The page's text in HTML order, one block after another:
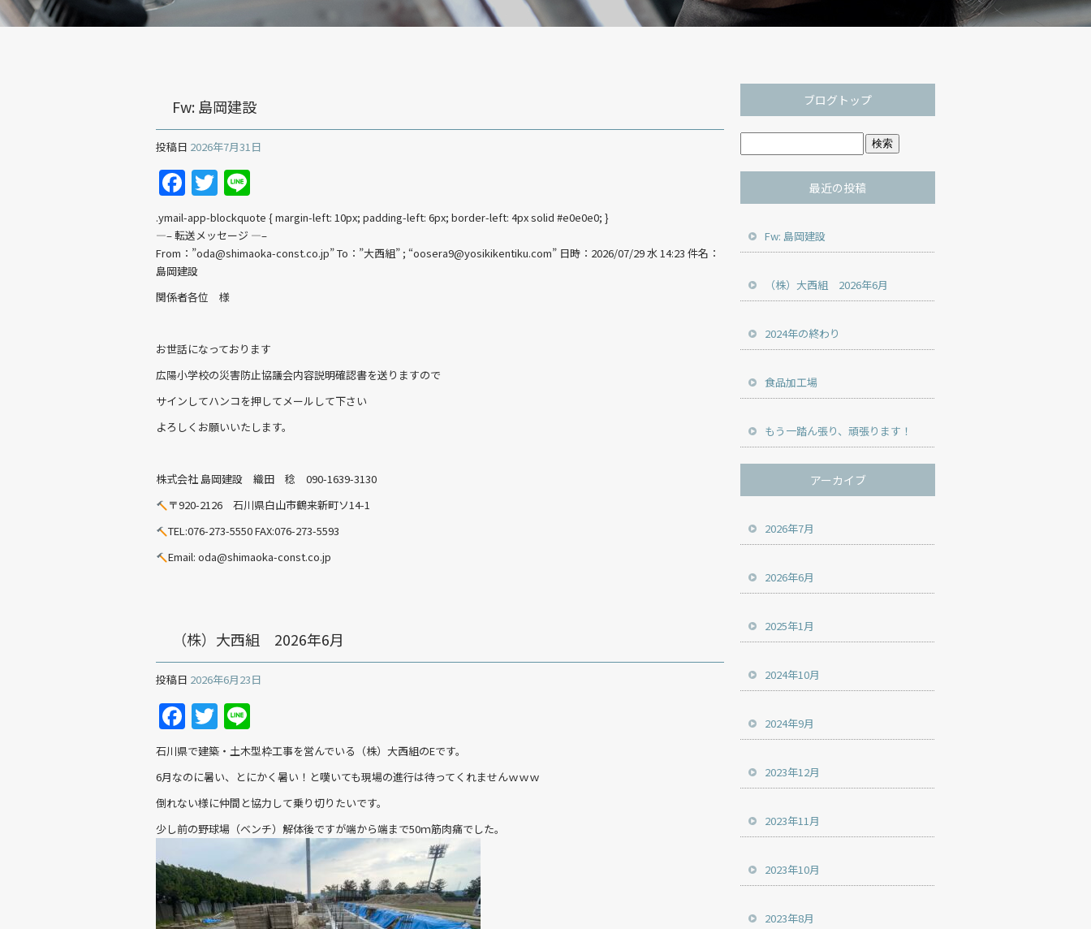
Fw: 島岡建設
投稿日 2026年7月31日
Facebook
Twitter
.ymail-app-blockquote { margin-left: 10px; padding-left: 6px; border-left: 4px solid #e0e0e0; }
—– 転送メッセージ —–
From：”oda@shimaoka-const.co.jp” To：”大西組” ; “oosera9@yosikikentiku.com” 日時：2026/07/29 水 14:23 件名：
島岡建設
関係者各位 様
お世話になっております
広陽小学校の災害防止協議会内容説明確認書を送りますので
サインしてハンコを押してメールして下さい
よろしくお願いいたします。
株式会社 島岡建設 織田 稔 090-1639-3130
〒920-2126 石川県白山市鶴来新町ソ14-1
TEL:076-273-5550 FAX:076-273-5593
Email: oda@shimaoka-const.co.jp
（株）大西組 2026年6月
投稿日 2026年6月23日
Facebook
Twitter
石川県で建築・土木型枠工事を営んでいる（株）大西組のEです。
6月なのに暑い、とにかく暑い！と嘆いても現場の進行は待ってくれませんｗｗｗ
倒れない様に仲間と協力して乗り切りたいです。
少し前の野球場（ベンチ）解体後ですが端から端まで50ｍ筋肉痛でした。
ブログトップ
最近の投稿
Fw: 島岡建設
（株）大西組 2026年6月
2024年の終わり
食品加工場
もう一踏ん張り、頑張ります！
アーカイブ
2026年7月
2026年6月
2025年1月
2024年10月
2024年9月
2023年12月
2023年11月
2023年10月
2023年8月